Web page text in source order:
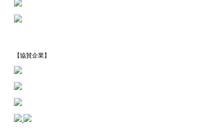
【協賛企業】